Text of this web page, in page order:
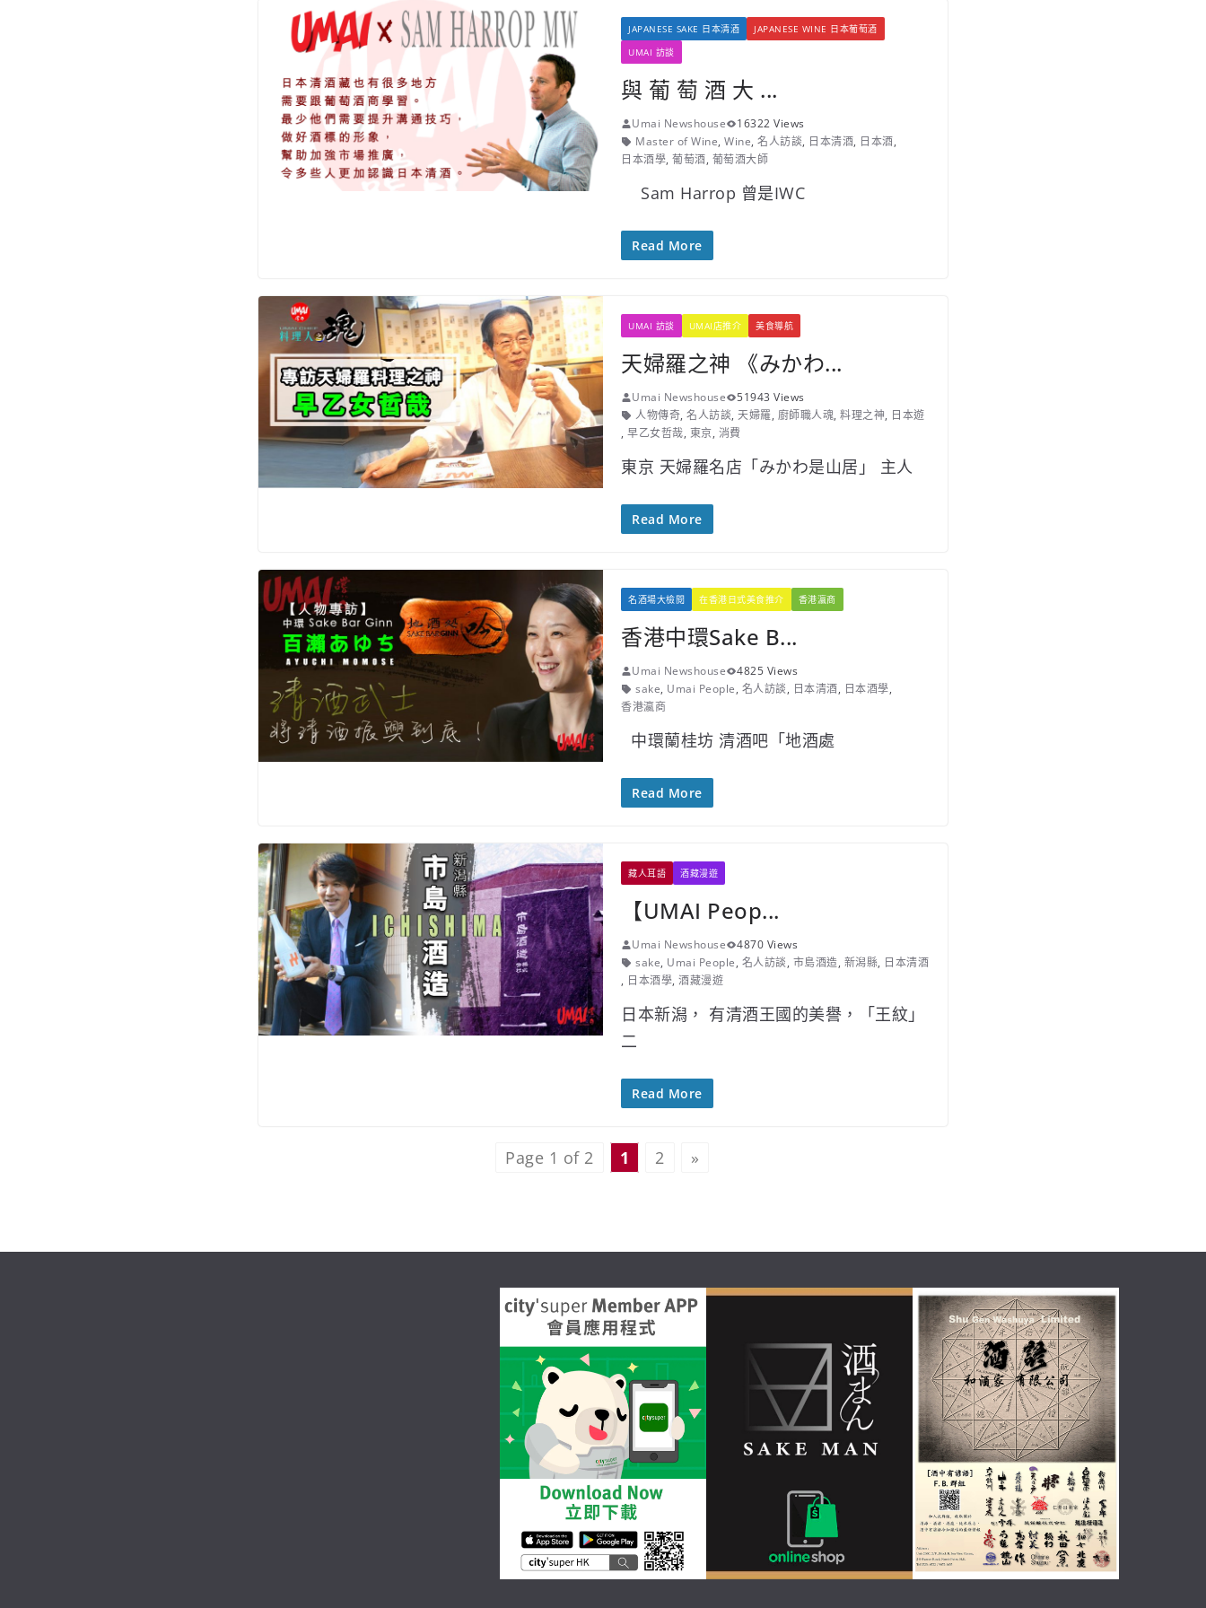
JAPANESE SAKE 日本清酒
JAPANESE WINE 日本葡萄酒
UMAI 訪談
與 葡 萄 酒 大 ...
Umai Newshouse
16322 Views
Master of Wine, Wine, 名人訪談, 日本清酒, 日本酒,
日本酒學, 葡萄酒, 葡萄酒大師
Sam Harrop 曾是IWC
Read More
UMAI 訪談 UMAI店推介 美食導航
天婦羅之神 《みかわ...
Umai Newshouse
51943 Views
人物傳奇, 名人訪談, 天婦羅, 廚師職人魂, 料理之神, 日本遊
, 早乙女哲哉, 東京, 消費
東京 天婦羅名店「みかわ是山居」 主人
Read More
名酒場大檢閱 在香港日式美食推介 香港瀛商
香港中環Sake B...
Umai Newshouse
4825 Views
sake, Umai People, 名人訪談, 日本清酒, 日本酒學,
香港瀛商
中環蘭桂坊 清酒吧「地酒處
Read More
藏人耳語 酒藏漫遊
【UMAI Peop...
Umai Newshouse
4870 Views
sake, Umai People, 名人訪談, 市島酒造, 新潟縣, 日本清酒
, 日本酒學, 酒藏漫遊
日本新潟， 有清酒王國的美譽，「王紋」
二
Read More
Page 1 of 2 1 2 »